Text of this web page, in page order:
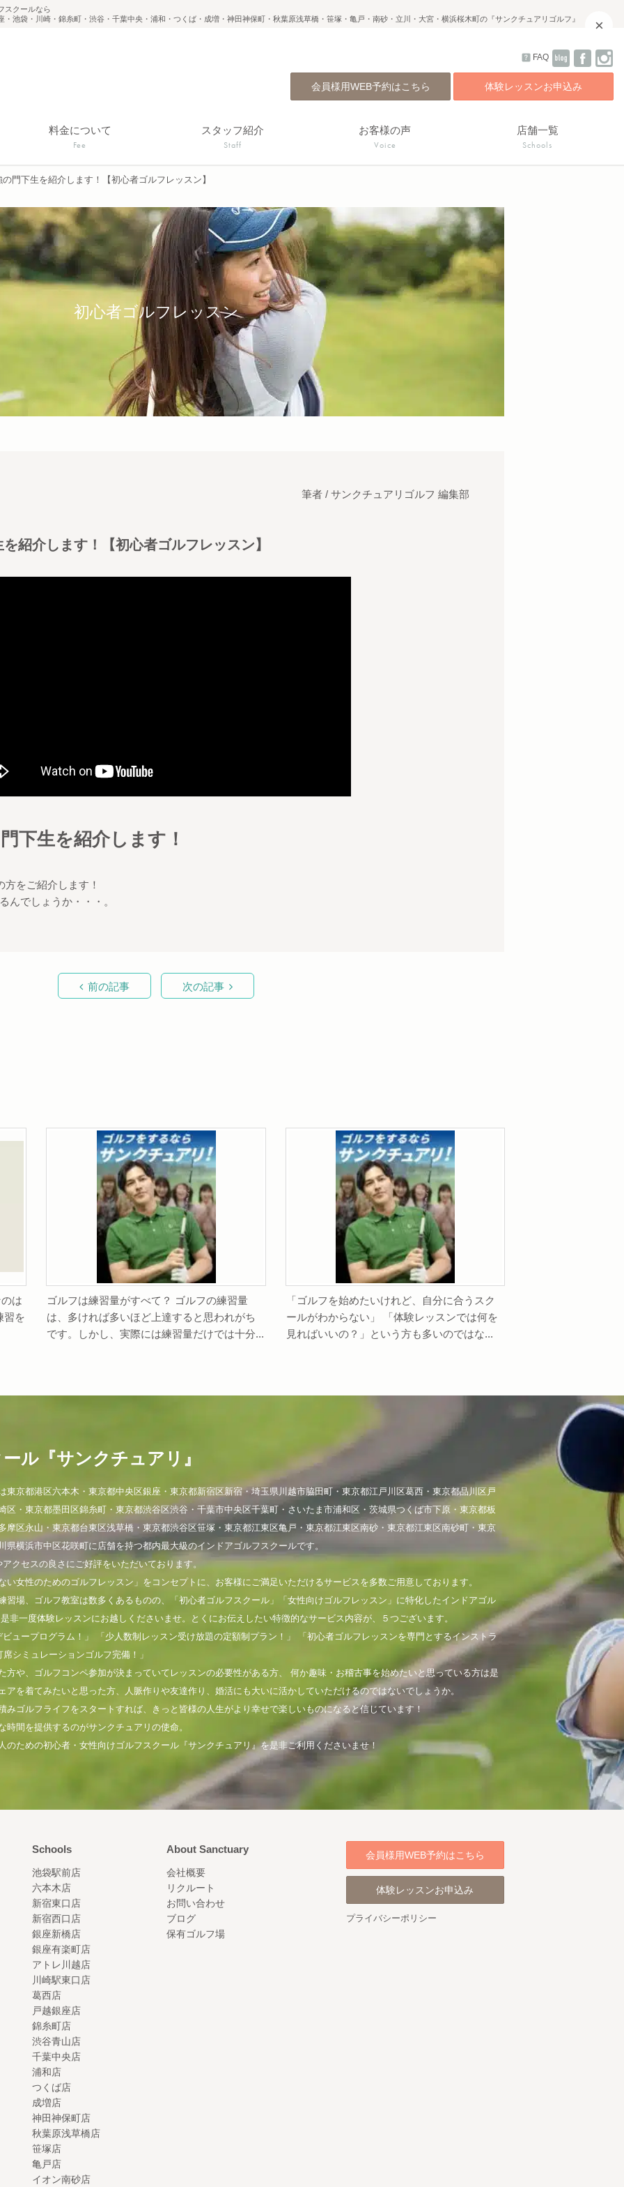
スクールなら
池袋・川崎・錦糸町・渋谷・千葉中央・浦和・つくば・成増・神田神保町・秋葉原浅草橋・笹塚・亀戸・南砂・立川・大宮・横浜桜木町の『サンクチュアリゴルフ』
FAQ
会員様用WEB予約はこちら 体験レッスンお申込み
料金について
Fee
スタッフ紹介
Staff
お客様の声
Voice
店舗一覧
Schools
門下生を紹介します！【初心者ゴルフレッスン】
初心者ゴルフレッスン
筆者 / サンクチュアリゴルフ 編集部
紹介します！【初心者ゴルフレッスン】
下生を紹介します！
をご紹介します！
んでしょうか・・・。
前の記事 次の記事
は
習を
ゴルフは練習量がすべて？ ゴルフの練習量
は、多ければ多いほど上達すると思われがち
です。しかし、実際には練習量だけでは十分...
「ゴルフを始めたいけれど、自分に合うスク
ールがわからない」 「体験レッスンでは何を
見ればいいの？」という方も多いのではな...
ル『サンクチュアリ』
東京都港区六本木・東京都中央区銀座・東京都新宿区新宿・埼玉県川越市脇田町・東京都江戸川区葛西・東京都品川区戸
区・東京都墨田区錦糸町・東京都渋谷区渋谷・千葉市中央区千葉町・さいたま市浦和区・茨城県つくば市下原・東京都板
摩区永山・東京都台東区浅草橋・東京都渋谷区笹塚・東京都江東区亀戸・東京都江東区南砂・東京都江東区南砂町・東京
横浜市中区花咲町に店舗を持つ都内最大級のインドアゴルフスクールです。
クセスの良さにご好評をいただいております。
女性のためのゴルフレッスン」をコンセプトに、お客様にご満足いただけるサービスを多数ご用意しております。
習場、ゴルフ教室は数多くあるものの、「初心者ゴルフスクール」「女性向けゴルフレッスン」に特化したインドアゴル
非一度体験レッスンにお越しくださいませ。とくにお伝えしたい特徴的なサービス内容が、５つございます。
ュープログラム！」 「少人数制レッスン受け放題の定額制プラン！」 「初心者ゴルフレッスンを専門とするインストラ
シミュレーションゴルフ完備！」
方や、ゴルフコンペ参加が決まっていてレッスンの必要性がある方、 何か趣味・お稽古事を始めたいと思っている方は是
を着てみたいと思った方、人脈作りや友達作り、婚活にも大いに活かしていただけるのではないでしょうか。
ゴルフライフをスタートすれば、きっと皆様の人生がより幸せで楽しいものになると信じています！
間を提供するのがサンクチュアリの使命。
ための初心者・女性向けゴルフスクール『サンクチュアリ』を是非ご利用くださいませ！
Schools
池袋駅前店
六本木店
新宿東口店
新宿西口店
銀座新橋店
銀座有楽町店
アトレ川越店
川崎駅東口店
葛西店
戸越銀座店
錦糸町店
渋谷青山店
千葉中央店
浦和店
つくば店
成増店
神田神保町店
秋葉原浅草橋店
笹塚店
亀戸店
イオン南砂店
About Sanctuary
会社概要
リクルート
お問い合わせ
ブログ
保有ゴルフ場
会員様用WEB予約はこちら
体験レッスンお申込み
プライバシーポリシー
×